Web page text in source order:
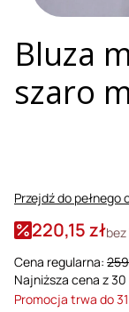
Bluza
szaro
Przejdź do pełnego
220,15 złbez
Cena regularna:
Najniższa cena z
Promocja trwa do